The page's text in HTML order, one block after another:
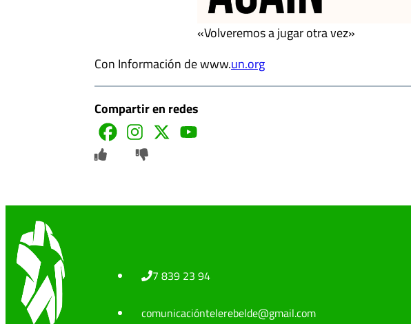
«Volveremos a jugar otra vez»
Con Información de www.un.org
Compartir en redes
7 839 23 94
comunicacióntelerebelde@gmail.com